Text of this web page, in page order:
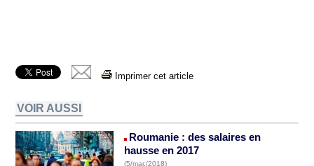
Imprimer cet article
VOIR AUSSI
Roumanie : des salaires en
hausse en 2017
(5/mar./2018)